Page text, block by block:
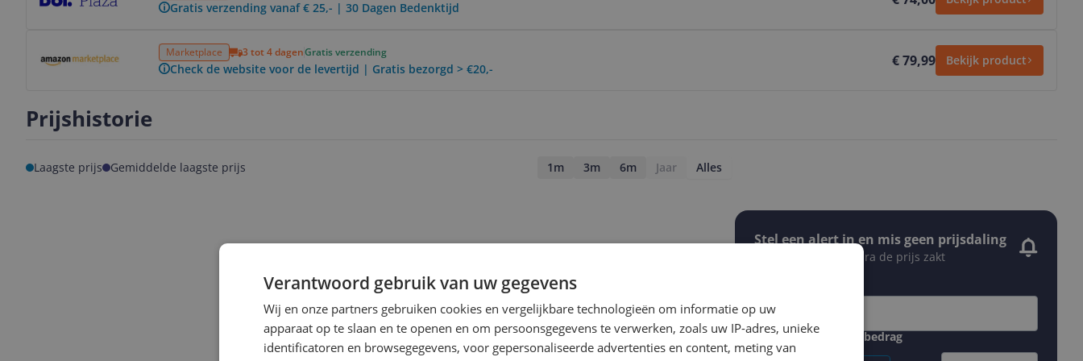
Gratis verzending vanaf € 25,- | 30 Dagen Bedenktijd
Marketplace 3 tot 4 dagenGratis verzending
Check de website voor de levertijd | Gratis bezorgd > €20,- € 79,99 Bekijk product
Prijshistorie
Laagste prijs Gemiddelde laagste prijs 1m 3m 6m Jaar Alles
Stel een alert in en mis geen prijsdaling
Krijg een seintje zodra de prijs zakt
Gewenste daling of bedrag
Gewenste prijs
Verantwoord gebruik van uw gegevens
Wij en onze partners gebruiken cookies en vergelijkbare technologieën om informatie op uw
apparaat op te slaan en te openen en om persoonsgegevens te verwerken, zoals uw IP-adres, unieke
identificatoren en browsegegevens, voor gepersonaliseerde advertenties en content, meting van